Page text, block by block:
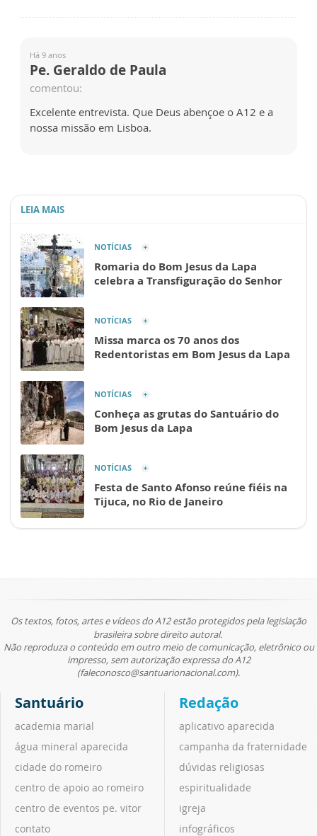
Há 9 anos
Pe. Geraldo de Paula
comentou:
Excelente entrevista. Que Deus abençoe o A12 e a
nossa missão em Lisboa.
LEIA MAIS
NOTÍCIAS
Romaria do Bom Jesus da Lapa
celebra a Transfiguração do Senhor
NOTÍCIAS
Missa marca os 70 anos dos
Redentoristas em Bom Jesus da Lapa
NOTÍCIAS
Conheça as grutas do Santuário do
Bom Jesus da Lapa
NOTÍCIAS
Festa de Santo Afonso reúne fiéis na
Tijuca, no Rio de Janeiro
Os textos, fotos, artes e vídeos do A12 estão protegidos pela legislação
brasileira sobre direito autoral.
Não reproduza o conteúdo em outro meio de comunicação, eletrônico ou
impresso, sem autorização expressa do A12
(faleconosco@santuarionacional.com).
Santuário
academia marial
água mineral aparecida
cidade do romeiro
centro de apoio ao romeiro
centro de eventos pe. vitor
contato
Redação
aplicativo aparecida
campanha da fraternidade
dúvidas religiosas
espiritualidade
igreja
infográficos